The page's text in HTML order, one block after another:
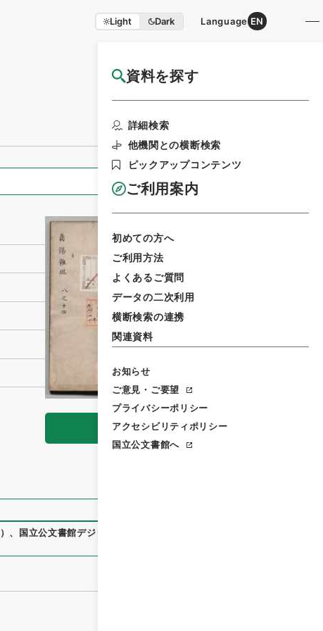
Light Dark Language EN
資料を探す
詳細検索
他機関との横断検索
ピックアップコンテンツ
ご利用案内
初めての方へ
ご利用方法
よくあるご質問
データの二次利用
横断検索の連携
関連資料
お知らせ
ご意見・ご要望
プライバシーポリシー
アクセシビリティポリシー
国立公文書館へ
国立公文書館HP利用案内
全ての情報
閲覧
） 、 国立公文書館デジタルアーカイブ